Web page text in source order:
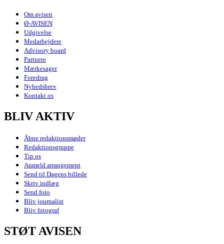
Om avisen
Ø-AVISEN
Udgivelse
Medarbejdere
Advisory board
Partnere
Mærkesager
Foredrag
Nyhedsbrev
Kontakt os
BLIV AKTIV
Åbne redaktionsmøder
Redaktionsgruppe
Tip os
Anmeld arrangement
Send til Dagens billede
Skriv indlæg
Send foto
Bliv journalist
Bliv fotograf
STØT AVISEN